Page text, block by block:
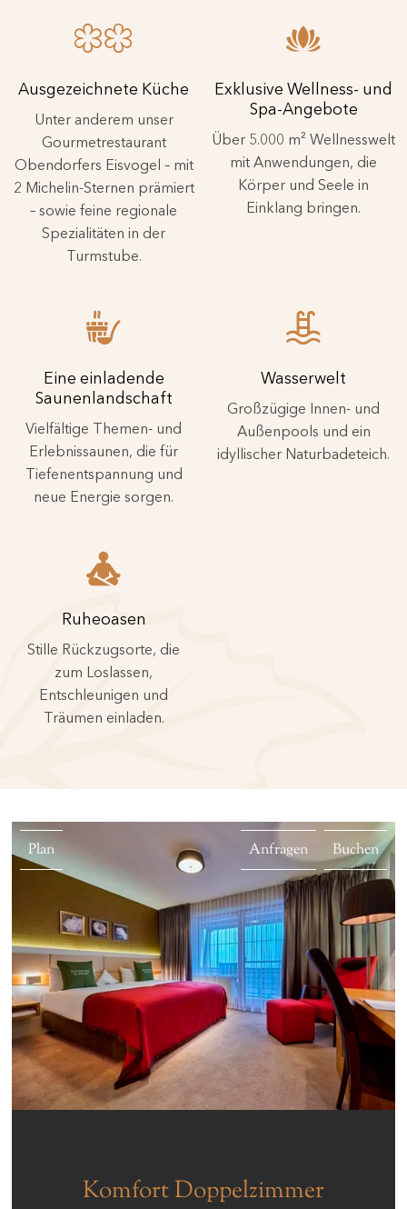
Ausgezeichnete Küche
Unter anderem unser
Gourmetrestaurant
Obendorfers Eisvogel – mit
2 Michelin-Sternen prämiert
– sowie feine regionale
Spezialitäten in der
Turmstube.
Exklusive Wellness- und
Spa-Angebote
Über 5.000 m² Wellnesswelt
mit Anwendungen, die
Körper und Seele in
Einklang bringen.
Eine einladende
Saunenlandschaft
Vielfältige Themen- und
Erlebnissaunen, die für
Tiefenentspannung und
neue Energie sorgen.
Wasserwelt
Großzügige Innen- und
Außenpools und ein
idyllischer Naturbadeteich.
Ruheoasen
Stille Rückzugsorte, die
zum Loslassen,
Entschleunigen und
Träumen einladen.
Plan Anfragen Buchen
Komfort Doppelzimmer